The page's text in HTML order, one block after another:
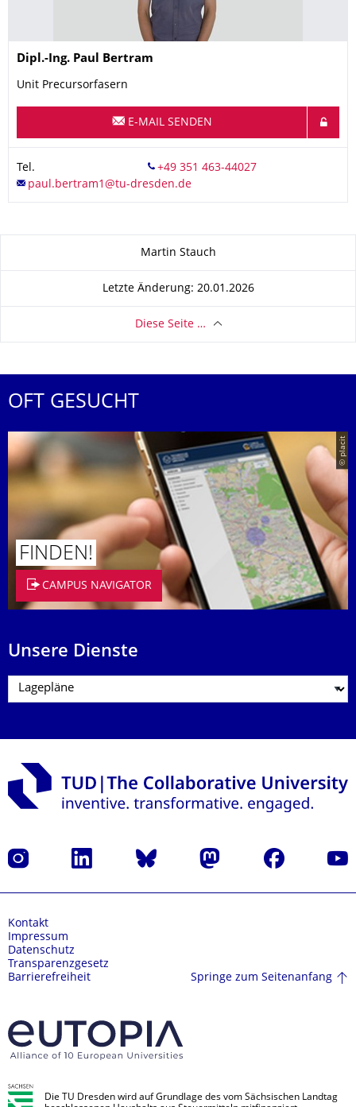
Name
Dipl.-Ing. Paul Bertram
Unit Precursorfasern
E-MAIL SENDEN
Tel.
Martin Stauch
Letzte Änderung: 20.01.2026
Diese Seite …
OFT GESUCHT
© placit
FINDEN!
CAMPUS NAVIGATOR
Unsere Dienste
Instagram LinkedIn Bluesky Mastodon Facebook
Kontakt
Impressum
Datenschutz
Transparenzgesetz
Barrierefreiheit
Springe zum Seitenanfang
Die TU Dresden wird auf Grundlage des vom Sächsischen Landtag